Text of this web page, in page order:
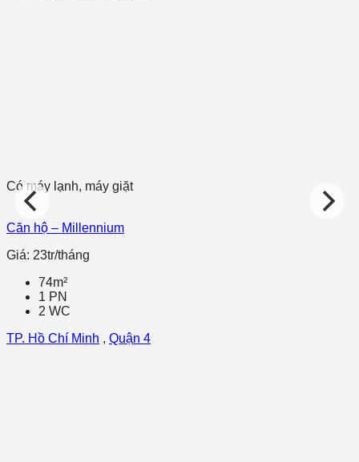
Có máy lạnh, máy giặt
Căn hộ – Millennium
Giá: 23tr/tháng
74m²
1 PN
2 WC
TP. Hồ Chí Minh , Quận 4